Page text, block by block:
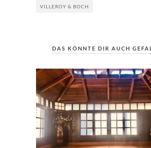
VILLEROY & BOCH
DAS KÖNNTE DIR AUCH